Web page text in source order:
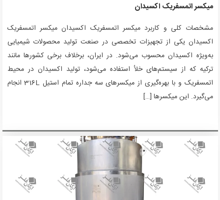
میکسر اتمسفریک اکسیدان
مشخصات کلی و کاربرد میکسر اتمسفریک اکسیدان میکسر اتمسفریک
اکسیدان یکی از تجهیزات تخصصی در صنعت تولید محصولات شیمیایی
به‌ویژه اکسیدان محسوب می‌شود. در ایران، برخلاف برخی کشورها مانند
ترکیه که از سیستم‌های خلأ استفاده می‌شود، تولید اکسیدان در محیط
اتمسفریک و با بهره‌گیری از میکسرهای سه جداره تمام استیل 316L انجام
می‌گیرد. این میکسرها […]